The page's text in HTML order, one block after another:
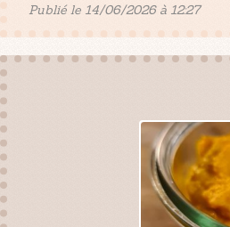
Publié le 14/06/2026 à 12:27